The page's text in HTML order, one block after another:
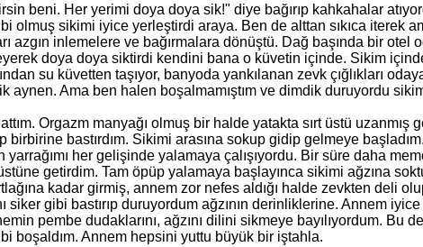
beni. Her yerimi doya doya sik!" diye bağırıp kahkahalar
olmuş sikimi iyice yerleştirdi araya. Ben de alttan sıkıca iterek
azgın inlemelere ve bağırmalara dönüştü. Dağ başında bir otel
doya doya siktirdi kendini bana o küvetin içinde. Sikim
su küvetten taşıyor, banyoda yankılanan zevk çığlıkları
aynen. Ama ben halen boşalmamıştım ve dimdik duruyordu
Orgazm manyağı olmuş bir halde yatakta sırt üstü
bastırdım. Sikimi arasına sokup gidip gelmeye
her gelişinde yalamaya çalışıyordu. Bir süre daha
getirdim. Tam öpüp yalamaya başlayınca sikimi ağzına
kadar girmiş, annem zor nefes aldığı halde zevkten deli
siker gibi bastırıp duruyordum ağzının derinliklerine. Annem
pembe dudaklarını, ağzını dilini sikmeye bayılıyordum. Bu
boşaldım. Annem hepsini yuttu büyük bir iştahla.